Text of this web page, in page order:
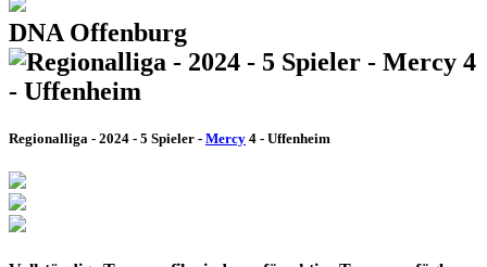
DNA Offenburg
Regionalliga - 2024 - 5 Spieler - Mercy 4 - Uffenheim